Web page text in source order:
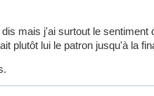
mais j'ai surtout le
plutôt lui le patron jusqu'à la